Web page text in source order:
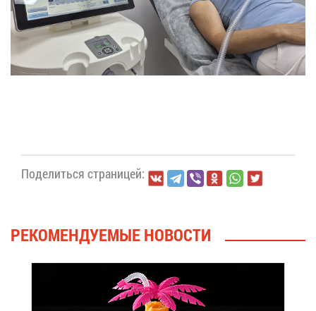
По­де­лить­ся стра­ни­цей:
РЕ­КО­МЕН­ДУ­Е­МЫЕ НО­ВО­СТИ